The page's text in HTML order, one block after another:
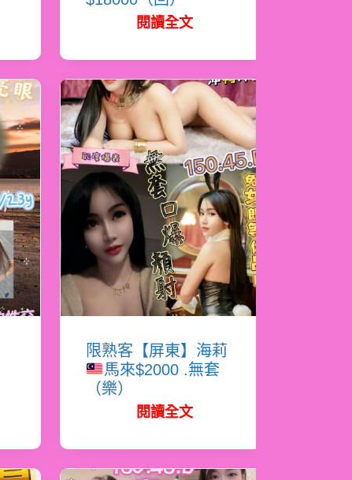
閱讀全文
限熟客【屏東】海莉
馬來$2000 .無套
（樂）
閱讀全文